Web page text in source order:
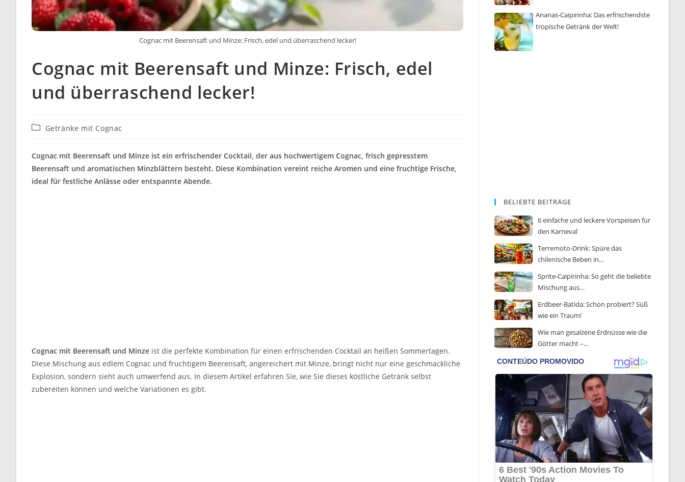
Cognac mit Beerensaft und Minze: Frisch, edel und überraschend lecker!
Cognac mit Beerensaft und Minze: Frisch, edel
und überraschend lecker!
Beitrags-
Getränke mit Cognac
Cognac mit Beerensaft und Minze ist ein erfrischender Cocktail, der aus hochwertigem Cognac, frisch gepresstem
Beerensaft und aromatischen Minzblättern besteht. Diese Kombination vereint reiche Aromen und eine fruchtige Frische,
ideal für festliche Anlässe oder entspannte Abende.
Cognac mit Beerensaft und Minze ist die perfekte Kombination für einen erfrischenden Cocktail an heißen Sommertagen.
Diese Mischung aus edlem Cognac und fruchtigem Beerensaft, angereichert mit Minze, bringt nicht nur eine geschmackliche
Explosion, sondern sieht auch umwerfend aus. In diesem Artikel erfahren Sie, wie Sie dieses köstliche Getränk selbst
zubereiten können und welche Variationen es gibt.
Ananas-Caipirinha: Das erfrischendste
tropische Getränk der Welt!
BELIEBTE BEITRÄGE
6 einfache und leckere Vorspeisen für
den Karneval
Terremoto-Drink: Spüre das
chilenische Beben in…
Sprite-Caipirinha: So geht die beliebte
Mischung aus…
Erdbeer-Batida: Schon probiert? Süß
wie ein Traum!
Wie man gesalzene Erdnüsse wie die
Götter macht –…